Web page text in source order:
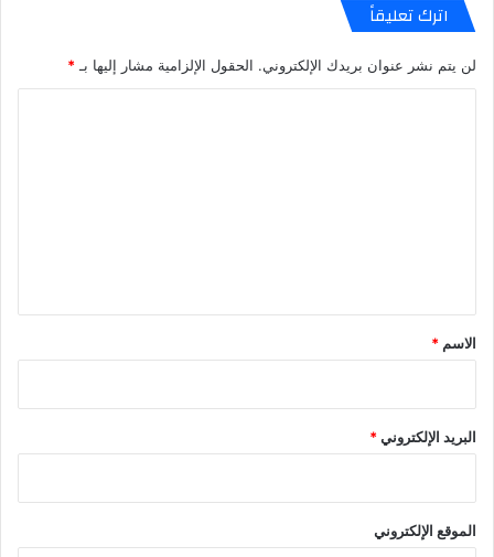
اترك تعليقاً
لن يتم نشر عنوان بريدك الإلكتروني. الحقول الإلزامية مشار إليها بـ*
*
الاسم *
البريد الإلكتروني*
الموقع الإلكتروني